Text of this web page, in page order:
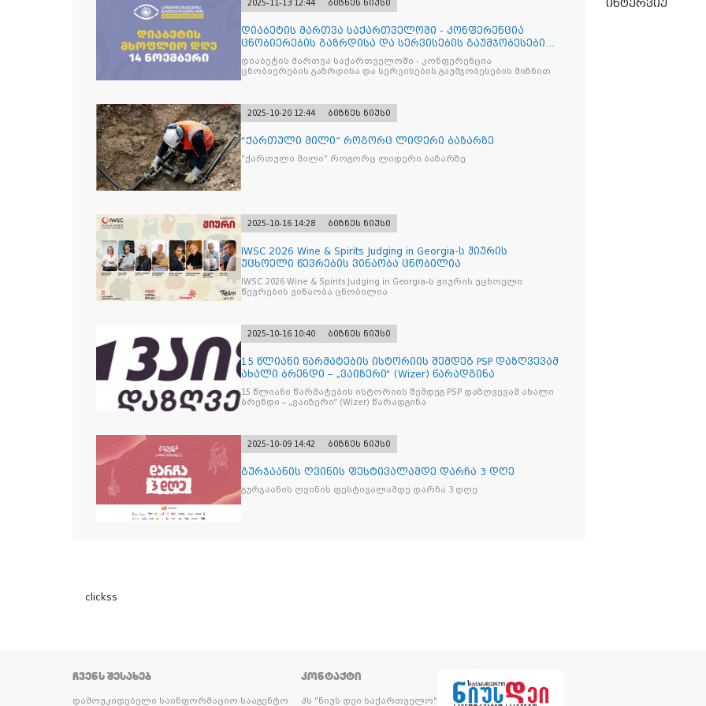
2025-11-13 12:44 ბიზნეს ნიუსი
დიაბეტის მართვა საქართველოში - კონფერენცია
ცნობიერების გაზრდისა და სერვისების გაუმჯობესების
მიზნით
დიაბეტის მართვა საქართველოში - კონფერენცია
ცნობიერების გაზრდისა და სერვისების გაუმჯობესების მიზნით
2025-10-20 12:44 ბიზნეს ნიუსი
“ქართული მილი” როგორც ლიდერი ბაზარზე
“ქართული მილი” როგორც ლიდერი ბაზარზე
2025-10-16 14:28 ბიზნეს ნიუსი
IWSC 2026 Wine & Spirits Judging in Georgia-ს ჟიურის
უცხოელი წევრების ვინაობა ცნობილია
IWSC 2026 Wine & Spirits Judging in Georgia-ს ჟიურის უცხოელი
წევრების ვინაობა ცნობილია
2025-10-16 10:40 ბიზნეს ნიუსი
15 წლიანი წარმატების ისტორიის შემდეგ PSP დაზღვევამ
ახალი ბრენდი – „ვაიზერი“ (Wizer) წარადგინა
15 წლიანი წარმატების ისტორიის შემდეგ PSP დაზღვევამ ახალი
ბრენდი – „ვაიზერი“ (Wizer) წარადგინა
2025-10-09 14:42 ბიზნეს ნიუსი
გურჯაანის ღვინის ფესტივალამდე დარჩა 3 დღე
გურჯაანის ღვინის ფესტივალამდე დარჩა 3 დღე
clickss
ინტერვიუ
ᲩᲕᲔᲜᲡ ᲨᲔᲡᲐᲮᲔᲑ
დამოუკიდებელი საინფორმაციო სააგენტო
ᲙᲝᲜᲢᲐᲥᲢᲘ
პს "ნიუს დეი საქართველო"